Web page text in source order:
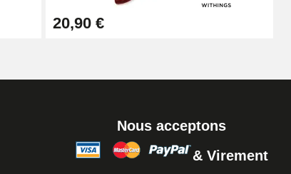
Ajouter au panier
Ajouter au panier
20,90 €
Nous acceptons
& Virement